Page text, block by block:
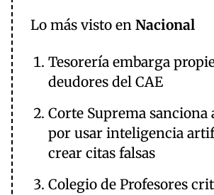
Lo más visto en Nacional
Tesorería embarga
deudores del CAE
Corte Suprema sanciona
por usar inteligencia
crear citas falsas
Colegio de Profesores